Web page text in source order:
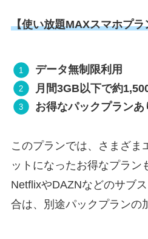
【使い放題MAXスマホプラ
データ無制限利用
月間3GB以下で約
お得なパックプランあ
このプランでは、さまざま
ットになったお得なプラン
NetflixやDAZNなどのサブ
合は、別途パックプランの